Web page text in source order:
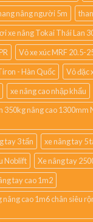
nâng người 5m
xe nâng Tokai Thái Lan
Vỏ xe xúc MRF 20.5-
- Hàn Quốc
Vỏ đặc
xe nâng cao nhập khẩu
350kg nâng cao 1300mm
tay 3 tấn
xe nâng tay 5
Noblift
Xe nâng tay
tay cao 1m2
nâng cao 1m6 chân siêu